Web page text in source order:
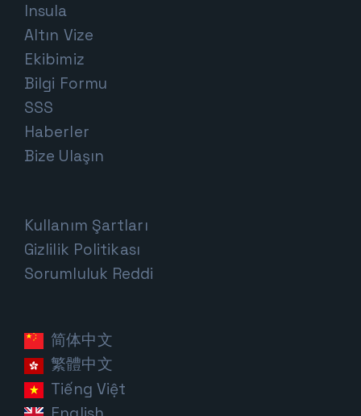
Insula
Altın Vize
Ekibimiz
Bilgi Formu
SSS
Haberler
Bize Ulaşın
Kullanım Şartları
Gizlilik Politikası
Sorumluluk Reddi
简体中文
繁體中文
Tiếng Việt